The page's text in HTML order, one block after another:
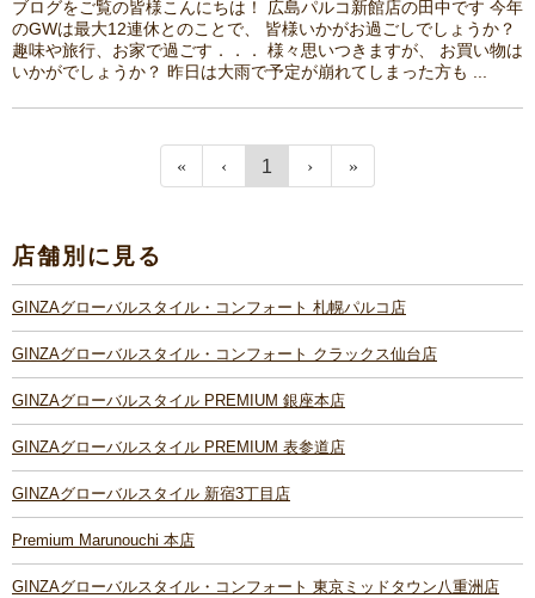
ブログをご覧の皆様こんにちは！ 広島パルコ新館店の田中です 今年
のGWは最大12連休とのことで、 皆様いかがお過ごしでしょうか？
趣味や旅行、お家で過ごす．．． 様々思いつきますが、 お買い物は
いかがでしょうか？ 昨日は大雨で予定が崩れてしまった方も ...
1
店舗別に見る
GINZAグローバルスタイル・コンフォート 札幌パルコ店
GINZAグローバルスタイル・コンフォート クラックス仙台店
GINZAグローバルスタイル PREMIUM 銀座本店
GINZAグローバルスタイル PREMIUM 表参道店
GINZAグローバルスタイル 新宿3丁目店
Premium Marunouchi 本店
GINZAグローバルスタイル・コンフォート 東京ミッドタウン八重洲店